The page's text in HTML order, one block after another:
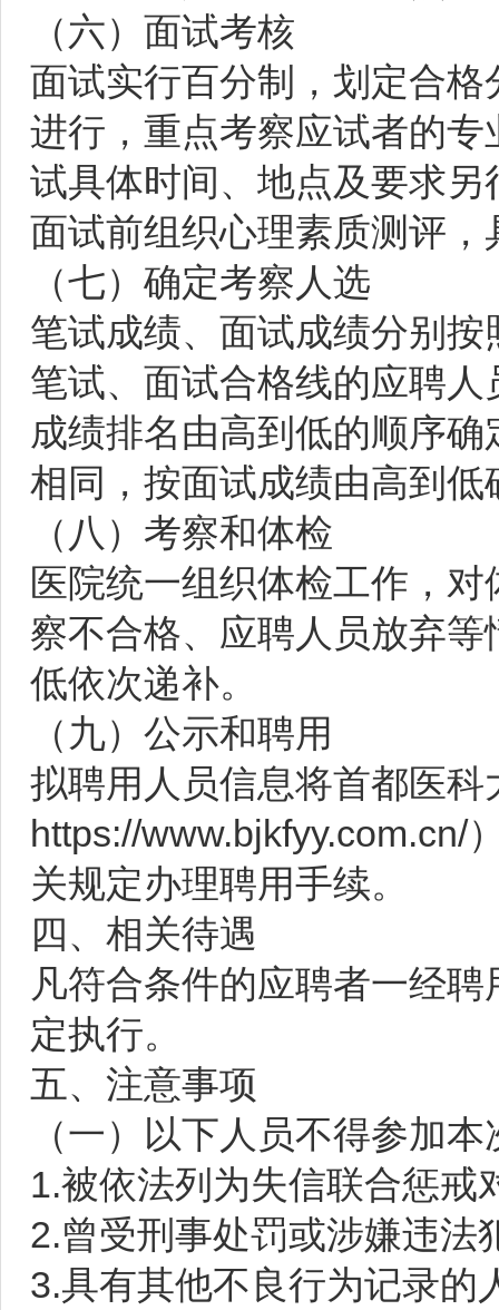
（六）面试考核
面试实行百分制，划定合
进行，重点考察应试者的
试具体时间、地点及要求另
面试前组织心理素质测评
（七）确定考察人选
笔试成绩、面试成绩分别
笔试、面试合格线的应聘
成绩排名由高到低的顺序
相同，按面试成绩由高到低
（八）考察和体检
医院统一组织体检工作，
察不合格、应聘人员放弃
低依次递补。
（九）公示和聘用
拟聘用人员信息将首都医
https://www.bjkfyy.com.cn/
关规定办理聘用手续。
四、相关待遇
凡符合条件的应聘者一经
定执行。
五、注意事项
（一）以下人员不得参加
1.被依法列为失信联合惩戒
2.曾受刑事处罚或涉嫌违法
3.具有其他不良行为记录的